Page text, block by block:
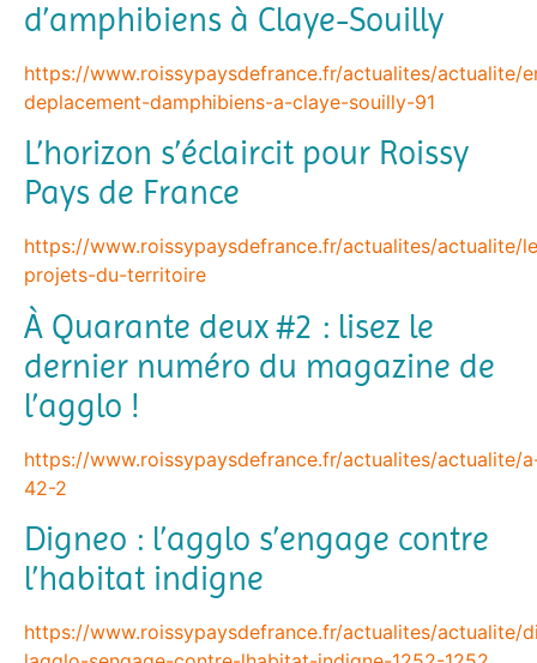
d’amphibiens à Claye-Souilly
https://www.roissypaysdefrance.fr/actualites/actualite/
deplacement-damphibiens-a-claye-souilly-91
L’horizon s’éclaircit pour Roissy
Pays de France
https://www.roissypaysdefrance.fr/actualites/actualite/
projets-du-territoire
À Quarante deux #2 : lisez le
dernier numéro du magazine de
l’agglo !
https://www.roissypaysdefrance.fr/actualites/actualite/
42-2
Digneo : l’agglo s’engage contre
l’habitat indigne
https://www.roissypaysdefrance.fr/actualites/actualite/